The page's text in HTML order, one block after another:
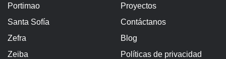
Portimao
Santa Sofía
Zefra
Zeiba
Proyectos
Contáctanos
Blog
Políticas de privacidad